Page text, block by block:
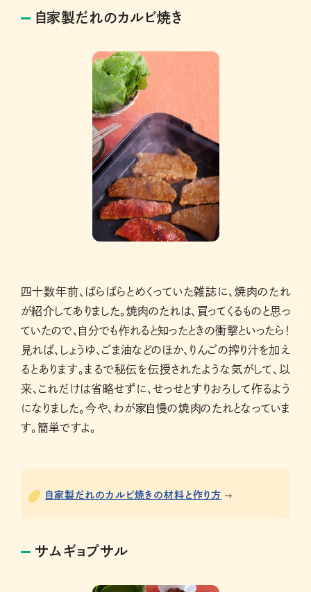
自家製だれのカルビ焼き
四十数年前、ぱらぱらとめくっていた雑誌に、焼肉のたれ
が紹介してありました。焼肉のたれは、買ってくるものと思っ
ていたので、自分でも作れると知ったときの衝撃といったら！
見れば、しょうゆ、ごま油などのほか、りんごの搾り汁を加え
るとあります。まるで秘伝を伝授されたような気がして、以
来、これだけは省略せずに、せっせとすりおろして作るよう
になりました。今や、わが家自慢の焼肉のたれとなっていま
す。簡単ですよ。
自家製だれのカルビ焼きの材料と作り方
サムギョプサル